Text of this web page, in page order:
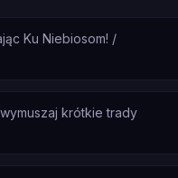
Ku Niebiosom! /
krótkie trady